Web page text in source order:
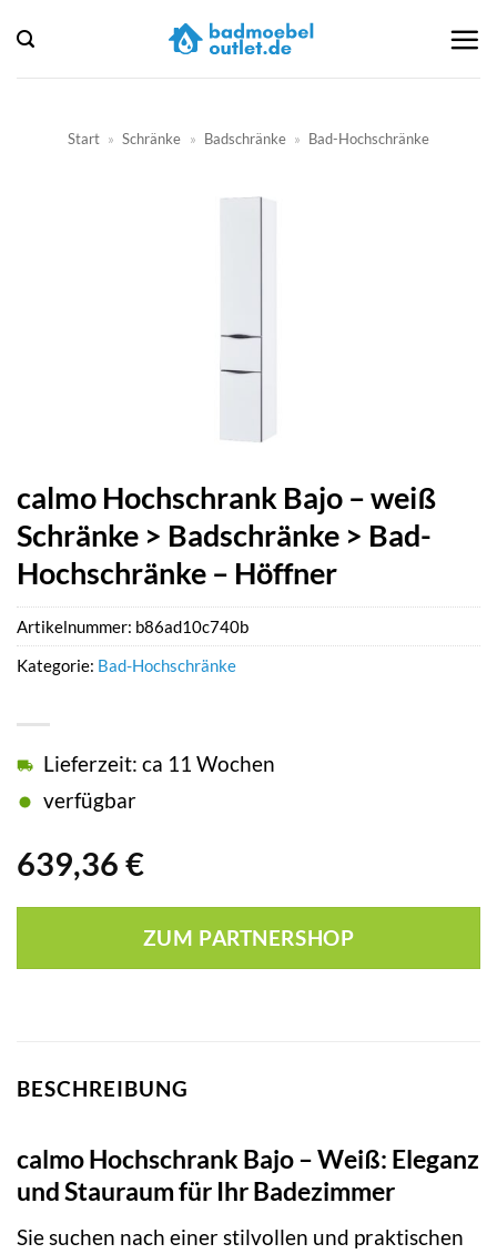
Inhalt
springen
Start » Schränke » Badschränke » Bad-Hochschränke
calmo Hochschrank Bajo – weiß
Schränke > Badschränke > Bad-
Hochschränke – Höffner
639,36 €
Lieferzeit: ca 11 Wochen
verfügbar
ZUM PARTNERSHOP
Artikelnummer: b86ad10c740b
Kategorie: Bad-Hochschränke
BESCHREIBUNG
calmo Hochschrank Bajo – Weiß: Eleganz
und Stauraum für Ihr Badezimmer
Sie suchen nach einer stilvollen und praktischen